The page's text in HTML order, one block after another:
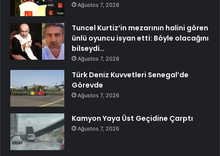
Ağustos 7, 2026
Tuncel Kurtiz’in mezarının halini gören
ünlü oyuncu isyan etti: Böyle olacağını
bilseydi…
Ağustos 7, 2026
Türk Deniz Kuvvetleri Senegal’de
Görevde
Ağustos 7, 2026
Kamyon Yaya Üst Geçidine Çarptı
Ağustos 7, 2026